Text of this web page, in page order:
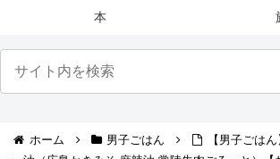
本
ホーム 男子ごはん
【男子ごは